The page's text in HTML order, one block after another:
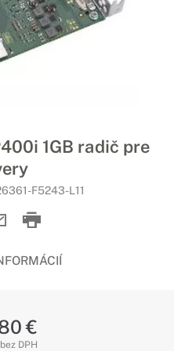
1GB radič pre
F5243-L11
€
DPH